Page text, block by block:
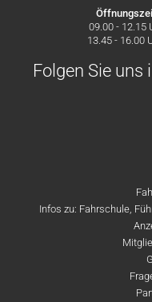
09.00 - 12.15
13.45 - 16.00
Folgen Sie uns
Infos zu: Fahrschule,